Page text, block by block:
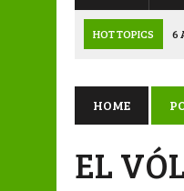
HOT TOPICS 6
4 AGOSTO, 2026 |
6 AGOSTO, 2026
HOME
EL